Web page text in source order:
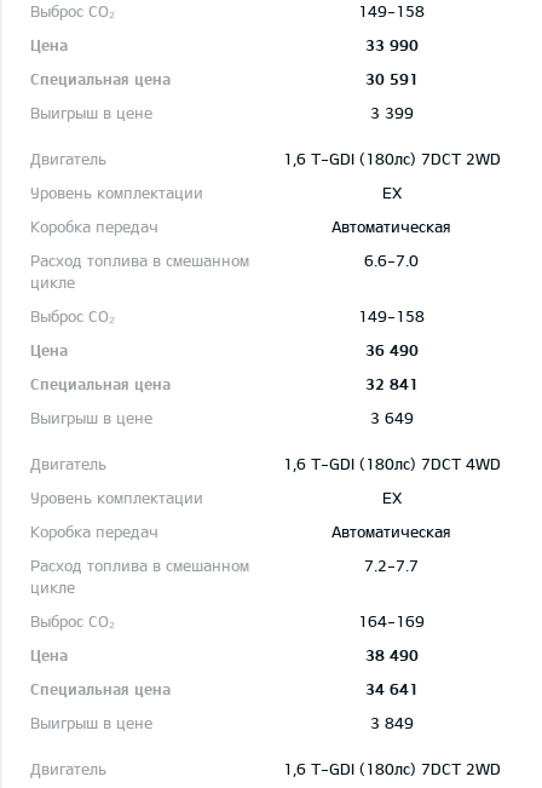
149-158
33 990
30 591
3 399
1,6 T-GDI (180лс) 7DCT 2WD
EX
Автоматическая
6.6-7.0
149-158
36 490
32 841
3 649
1,6 T-GDI (180лс) 7DCT 4WD
EX
Автоматическая
7.2-7.7
164-169
38 490
34 641
3 849
1,6 T-GDI (180лс) 7DCT 2WD